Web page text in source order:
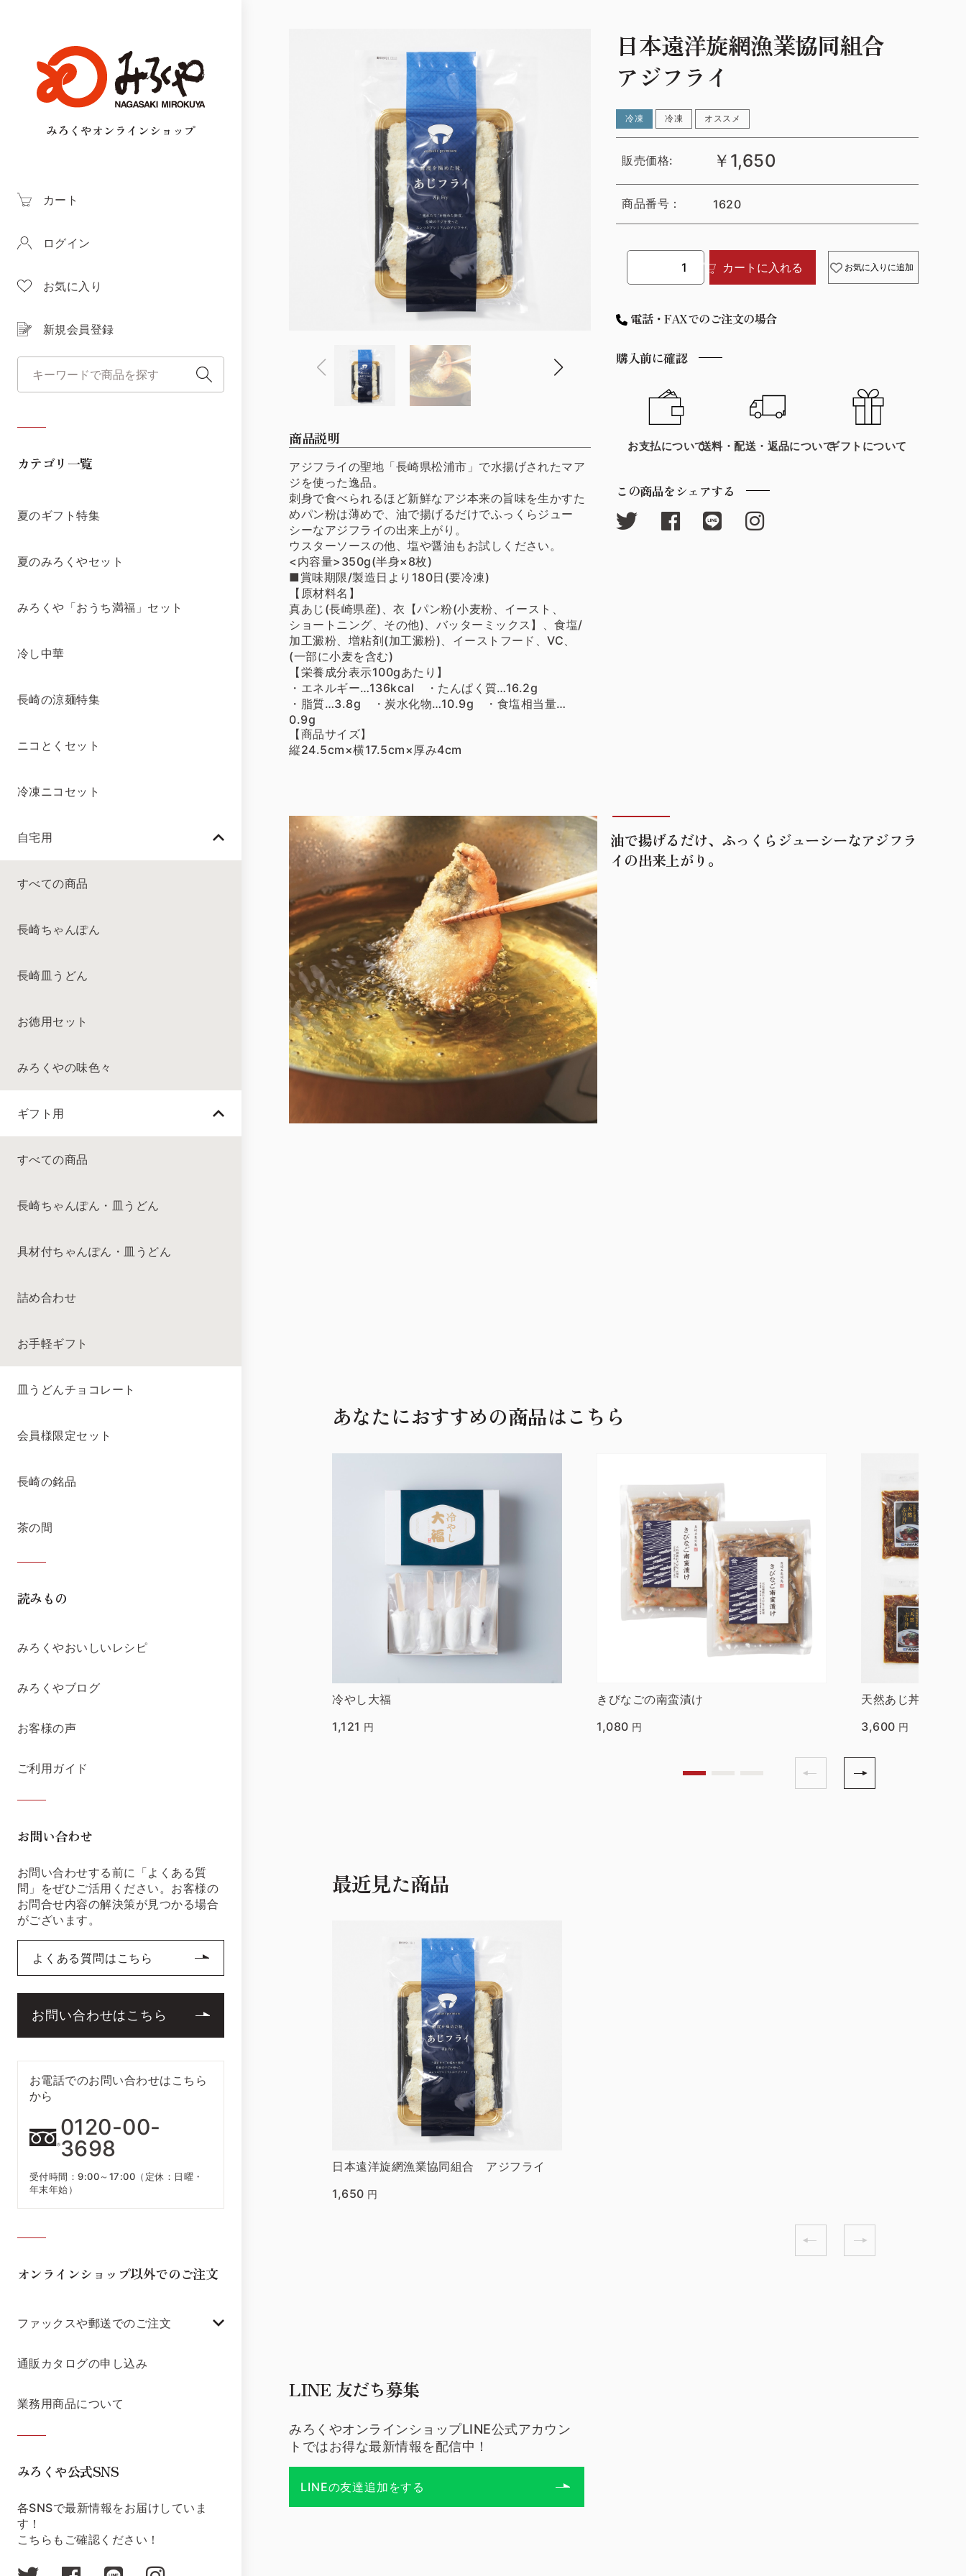
みろくやオンラインショップ
カート
ログイン
お気に入り
新規会員登録
カテゴリ一覧
夏のギフト特集
夏のみろくやセット
みろくや「おうち満福」セット
冷し中華
長崎の涼麺特集
ニコとくセット
冷凍ニコセット
自宅用
すべての商品
長崎ちゃんぽん
長崎皿うどん
お徳用セット
みろくやの味色々
ギフト用
すべての商品
長崎ちゃんぽん・皿うどん
具材付ちゃんぽん・皿うどん
詰め合わせ
お手軽ギフト
皿うどんチョコレート
会員様限定セット
長崎の銘品
茶の間
読みもの
みろくやおいしいレシピ
みろくやブログ
お客様の声
ご利用ガイド
お問い合わせ
お問い合わせする前に「よくある質
問」をぜひご活用ください。お客様の
お問合せ内容の解決策が見つかる場合
がございます。
よくある質問はこちら
お問い合わせはこちら
お電話でのお問い合わせはこちら
から
0120-00-
3698
受付時間：9:00～17:00（定休：日曜・
年末年始）
オンラインショップ以外でのご注文
ファックスや郵送でのご注文
通販カタログの申し込み
業務用商品について
みろくや公式SNS
各SNSで最新情報をお届けしていま
す！
こちらもご確認ください！
商品説明
アジフライの聖地「長崎県松浦市」で水揚げされたマア
ジを使った逸品。
刺身で食べられるほど新鮮なアジ本来の旨味を生かすた
めパン粉は薄めで、油で揚げるだけでふっくらジュー
シーなアジフライの出来上がり。
ウスターソースの他、塩や醤油もお試しください。
<内容量>350g(半身×8枚)
■賞味期限/製造日より180日(要冷凍)
【原材料名】
真あじ(長崎県産)、衣【パン粉(小麦粉、イースト、
ショートニング、その他)、バッターミックス】、食塩/
加工澱粉、増粘剤(加工澱粉)、イーストフード、VC、
(一部に小麦を含む)
【栄養成分表示100gあたり】
・エネルギー…136kcal ・たんぱく質…16.2g
・脂質…3.8g ・炭水化物…10.9g ・食塩相当量…
0.9g
【商品サイズ】
縦24.5cm×横17.5cm×厚み4cm
日本遠洋旋網漁業協同組合
アジフライ
冷凍 冷凍 オススメ
販売価格: ￥1,650
商品番号： 1620
カートに入れる お気に入りに追加
電話・FAXでのご注文の場合
購入前に確認
お支払について送料・配送・返品についてギフトについて
この商品をシェアする
油で揚げるだけ、ふっくらジューシーなアジフラ
イの出来上がり。
あなたにおすすめの商品はこちら
冷やし大福
1,121 円
きびなごの南蛮漬け
1,080 円
天然あじ丼・胡麻
3,600 円
最近見た商品
日本遠洋旋網漁業協同組合 アジフライ
1,650 円
LINE 友だち募集
みろくやオンラインショップLINE公式アカウン
トではお得な最新情報を配信中！
LINEの友達追加をする